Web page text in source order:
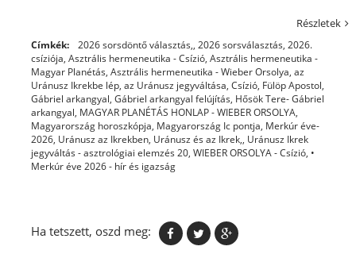
Részletek
Címkék: 2026 sorsdöntő választás,, 2026 sorsválasztás, 2026.
csíziója, Asztrális hermeneutika - Csízió, Asztrális hermeneutika -
Magyar Planétás, Asztrális hermeneutika - Wieber Orsolya, az
Uránusz Ikrekbe lép, az Uránusz jegyváltása, Csízió, Fülöp Apostol,
Gábriel arkangyal, Gábriel arkangyal felújítás, Hősök Tere- Gábriel
arkangyal, MAGYAR PLANÉTÁS HONLAP - WIEBER ORSOLYA,
Magyarország horoszkópja, Magyarország Ic pontja, Merkúr éve-
2026, Uránusz az Ikrekben, Uránusz és az Ikrek,, Uránusz Ikrek
jegyváltás - asztrológiai elemzés 20, WIEBER ORSOLYA - Csízió, •
Merkúr éve 2026 - hír és igazság
Ha tetszett, oszd meg: